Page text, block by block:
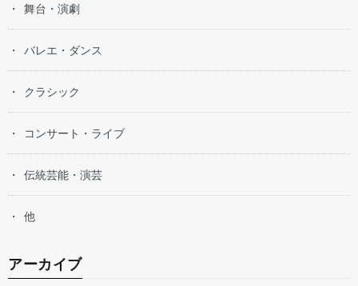
舞台・演劇
バレエ・ダンス
クラシック
コンサート・ライブ
伝統芸能・演芸
他
アーカイブ